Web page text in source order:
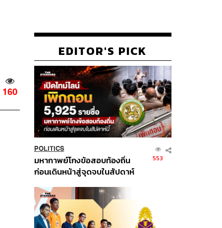
160
EDITOR'S PICK
POLITICS
มหากาพย์โกงข้อสอบท้องถิ่น
ก่อนเดินหน้าสู่จุดจบในสัปดาห์
553